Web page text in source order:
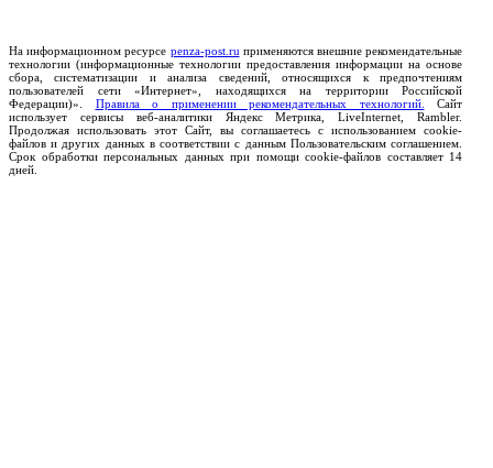
На информационном ресурсе penza-post.ru применяются внешние рекомендательные
технологии (информационные технологии предоставления информации на основе
сбора, систематизации и анализа сведений, относящихся к предпочтениям
пользователей сети «Интернет», находящихся на территории Российской
Федерации)». Правила о применении рекомендательных технологий.
Сайт
использует сервисы веб-аналитики Яндекс Метрика, LiveInternet, Rambler.
Продолжая использовать этот Сайт, вы соглашаетесь с использованием cookie-
файлов и других данных в соответствии с данным Пользовательским соглашением.
Срок обработки персональных данных при помощи cookie-файлов составляет 14
дней.